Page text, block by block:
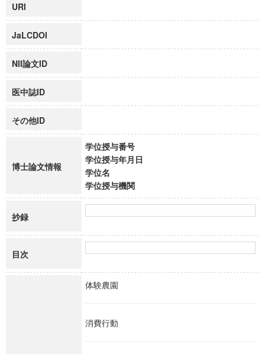
URI
JaLCDOI
NII論文ID
医中誌ID
その他ID
博士論文情報
学位授与番号
学位授与年月日
学位名
学位授与機関
抄録
目次
体験農園
消費行動